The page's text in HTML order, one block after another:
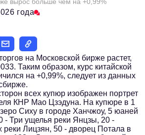
года
на Московской бирже растет,
Таким образом, курс китайской
на +0,99%, следует из данных
всех купюр изображен портрет
КНР Мао Цзэдуна. На купюре в 1
Сиху в городе Ханчжоу, 5 юаней
- Три ущелья реки Янцзы, 20 -
реки Лицзян, 50 - дворец Потала в